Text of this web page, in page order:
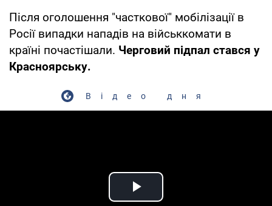
Після оголошення "часткової" мобілізації в
Росії випадки нападів на військкомати в
країні почастішали. Черговий підпал стався у
Красноярську.
Відео дня
Play Video